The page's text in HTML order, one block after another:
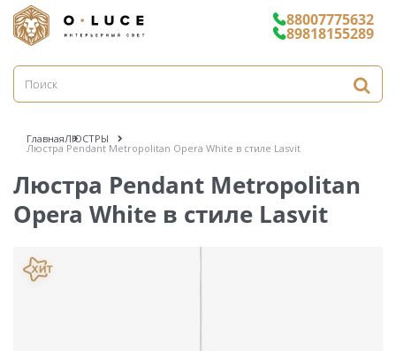
88007775632
89818155289
ГлавнаяЛЮСТРЫ
Люстра Pendant Metropolitan Opera White в стиле Lasvit
Люстра Pendant Metropolitan
Opera White в стиле Lasvit